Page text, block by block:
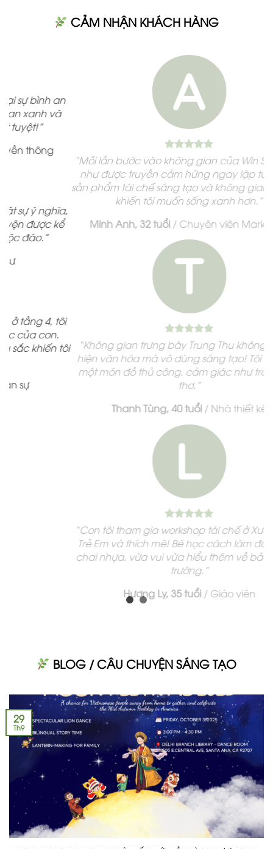
CẢM NHẬN KHÁCH HÀNG
“Mỗi lần bước vào không gian của Win Studio, tôi
như được truyền cảm hứng ngay lập tức! Các
sản phẩm tái chế sáng tạo và không gian bình an
khiến tôi muốn sống xanh hơn.”
Minh Anh, 32 tuổi/Chuyên viên Marketing
“Không gian trưng bày Trung Thu không chỉ thể
hiện văn hóa mà vô dùng sáng tạo! Tôi đã mua
một món đồ thủ công, cảm giác như trở về tuổi
Thanh Tùng, 40 tuổi/Nhà thiết kế
“Con tôi tham gia workshop tái chế ở Xưởng Cho
Trẻ Em và thích mê! Bé học cách làm đồ chơi từ
chai nhựa, vừa vui vừa hiểu thêm về bảo vệ môi
Hương Ly, 35 tuổi/ Giáo viên
tôi
tôi
BLOG / CÂU CHUYỆN SÁNG TẠO
29
Th9